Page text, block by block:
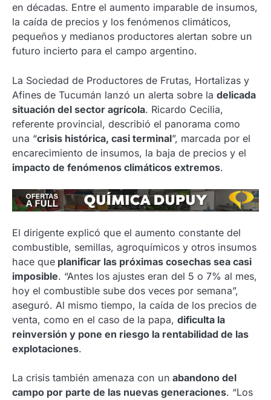
en décadas. Entre el aumento imparable de insumos,
la caída de precios y los fenómenos climáticos,
pequeños y medianos productores alertan sobre un
futuro incierto para el campo argentino.
La Sociedad de Productores de Frutas, Hortalizas y
Afines de Tucumán lanzó un alerta sobre la delicada
situación del sector agrícola. Ricardo Cecilia,
referente provincial, describió el panorama como
una “crisis histórica, casi terminal”, marcada por el
encarecimiento de insumos, la baja de precios y el
impacto de fenómenos climáticos extremos.
El dirigente explicó que el aumento constante del
combustible, semillas, agroquímicos y otros insumos
hace que planificar las próximas cosechas sea casi
imposible. “Antes los ajustes eran del 5 o 7% al mes,
hoy el combustible sube dos veces por semana”,
aseguró. Al mismo tiempo, la caída de los precios de
venta, como en el caso de la papa, dificulta la
reinversión y pone en riesgo la rentabilidad de las
explotaciones.
La crisis también amenaza con un abandono del
campo por parte de las nuevas generaciones. “Los